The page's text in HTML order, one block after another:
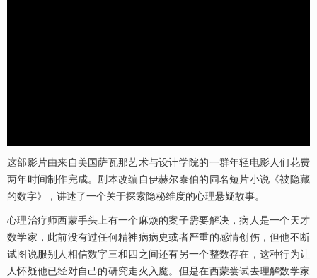
这部影片由来自美国萨瓦那艺术与设计学院的一群年轻电影人们花费
两年时间制作完成。剧本改编自伊赫尔泰伯的同名短片小说《被隐藏
的数字》，讲述了一个关于探索隐秘维度的心理悬疑故事。
心理治疗师西蒙手头上有一个麻烦的案子需要解决，病人是一个天才
数学家，此前没有过任何精神病病史或者严重的感情创伤，但他不断
试图说服别人相信数字三和四之间还有另一个整数存在，这种行为让
人怀疑他已经对自己的研究走火入魔。但是在西蒙尝试去理解数学家